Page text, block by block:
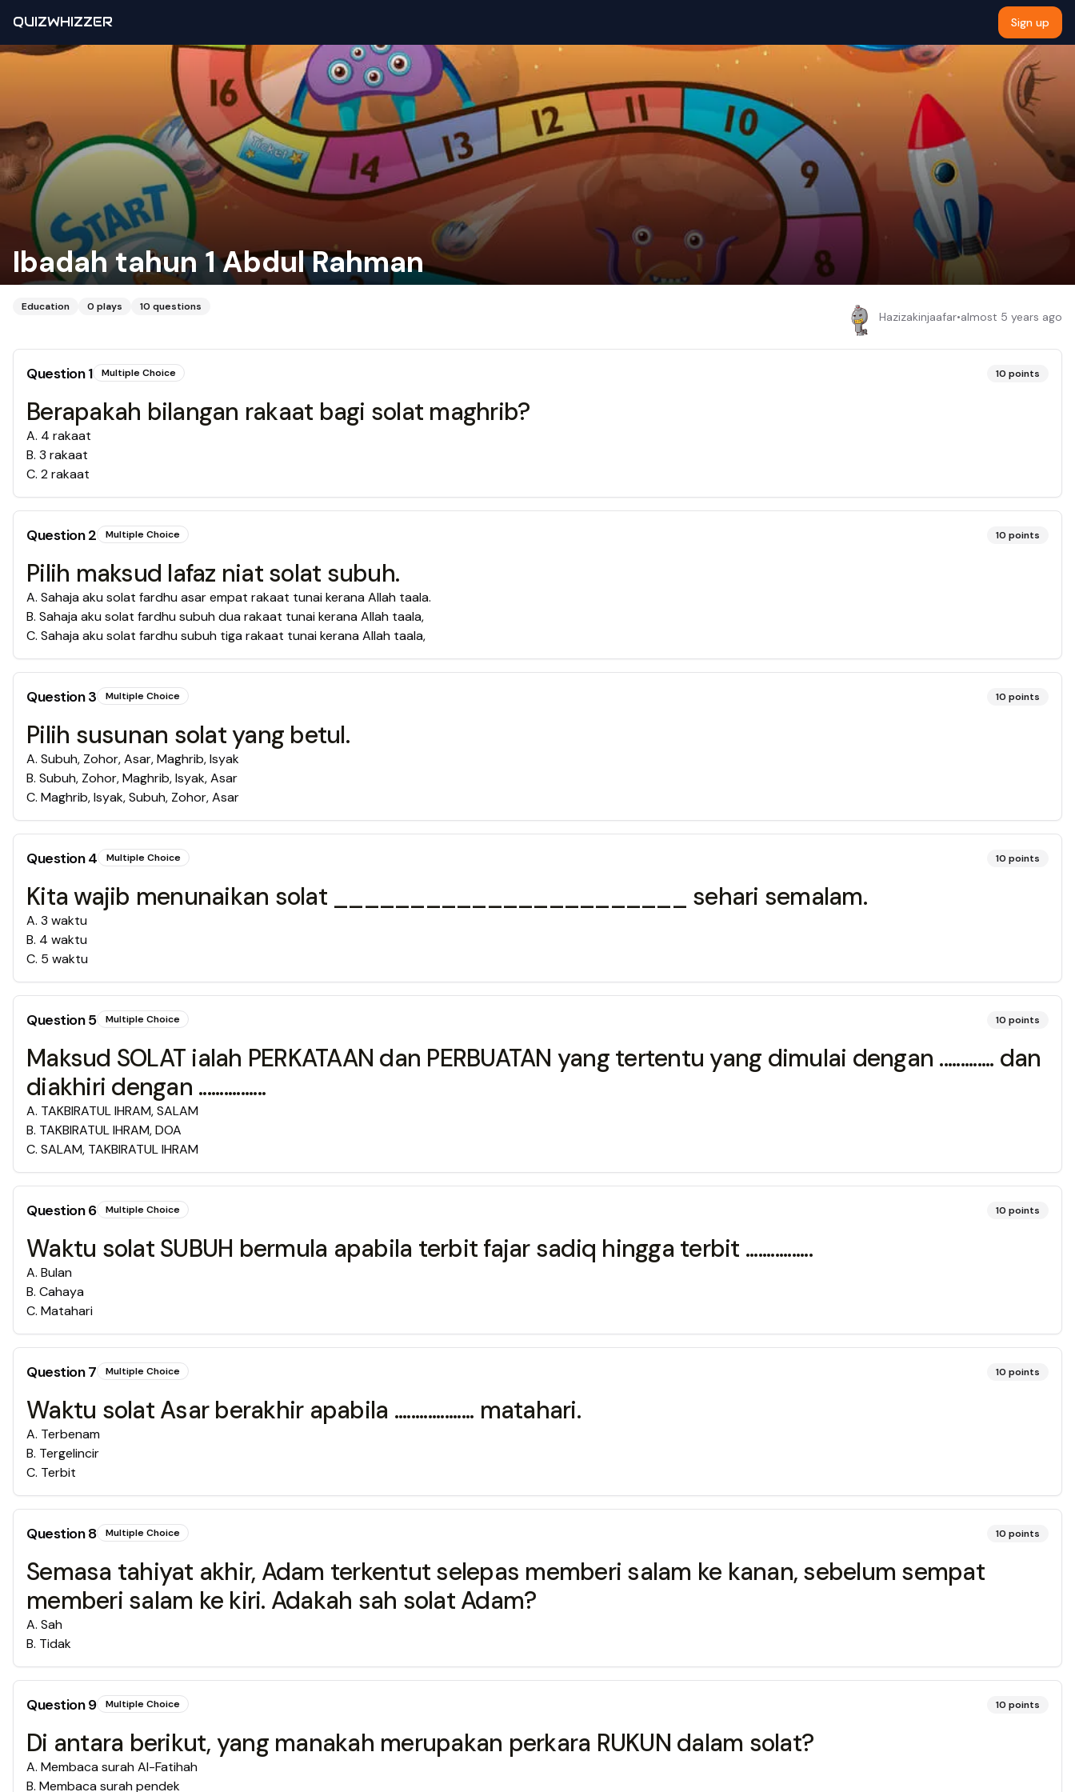
QUIZWHIZZER Sign up
Ibadah tahun 1 Abdul Rahman
Education 0 plays 10 questions
Hazizakinjaafar•almost 5 years ago
Question1 Multiple Choice 10 points
Berapakah bilangan rakaat bagi solat maghrib?
A. 4 rakaat
B. 3 rakaat
C. 2 rakaat
Question2 Multiple Choice 10 points
Pilih maksud lafaz niat solat subuh.
A. Sahaja aku solat fardhu asar empat rakaat tunai kerana Allah taala.
B. Sahaja aku solat fardhu subuh dua rakaat tunai kerana Allah taala,
C. Sahaja aku solat fardhu subuh tiga rakaat tunai kerana Allah taala,
Question3 Multiple Choice 10 points
Pilih susunan solat yang betul.
A. Subuh, Zohor, Asar, Maghrib, Isyak
B. Subuh, Zohor, Maghrib, Isyak, Asar
C. Maghrib, Isyak, Subuh, Zohor, Asar
Question4 Multiple Choice 10 points
Kita wajib menunaikan solat _______________________ sehari semalam.
A. 3 waktu
B. 4 waktu
C. 5 waktu
Question5 Multiple Choice 10 points
Maksud SOLAT ialah PERKATAAN dan PERBUATAN yang tertentu yang dimulai dengan ............. dan
diakhiri dengan ................
A. TAKBIRATUL IHRAM, SALAM
B. TAKBIRATUL IHRAM, DOA
C. SALAM, TAKBIRATUL IHRAM
Question6 Multiple Choice 10 points
Waktu solat SUBUH bermula apabila terbit fajar sadiq hingga terbit ................
A. Bulan
B. Cahaya
C. Matahari
Question7 Multiple Choice 10 points
Waktu solat Asar berakhir apabila ................... matahari.
A. Terbenam
B. Tergelincir
C. Terbit
Question8 Multiple Choice 10 points
Semasa tahiyat akhir, Adam terkentut selepas memberi salam ke kanan, sebelum sempat
memberi salam ke kiri. Adakah sah solat Adam?
A. Sah
B. Tidak
Question9 Multiple Choice 10 points
Di antara berikut, yang manakah merupakan perkara RUKUN dalam solat?
A. Membaca surah Al-Fatihah
B. Membaca surah pendek